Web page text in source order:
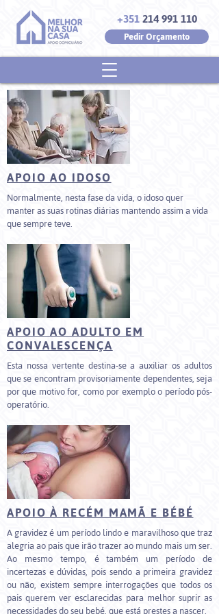
Pedir Orçamento
+351214 991 110
APOIO AO IDOSO
Normalmente, nesta fase da vida, o idoso quer
manter as suas rotinas diárias mantendo assim a vida
que sempre teve.
APOIO AO ADULTO EM
CONVALESCENÇA
Esta nossa vertente destina-se a auxiliar os adultos
que se encontram provisoriamente dependentes, seja
por que motivo for, como por exemplo o período pós-
operatório.
APOIO À RECÉM MAMÃ E BÉBÉ
A gravidez é um período lindo e maravilhoso que traz
alegria ao pais que irão trazer ao mundo mais um ser.
Ao mesmo tempo, é também um período de
incertezas e dúvidas, pois sendo a primeira gravidez
ou não, existem sempre interrogações que todos os
pais querem ver esclarecidas para melhor suprir as